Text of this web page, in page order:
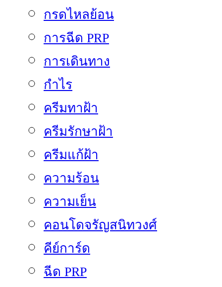
กรดไหลย้อน
การฉีด PRP
การเดินทาง
กำไร
ครีมทาฝ้า
ครีมรักษาฝ้า
ครีมแก้ฝ้า
ความร้อน
ความเย็น
คอนโดจรัญสนิทวงศ์
คีย์การ์ด
ฉีด PRP